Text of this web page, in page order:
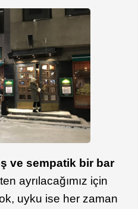
ve sempatik bir bar
ayrılacağımız için
uyku ise her zaman